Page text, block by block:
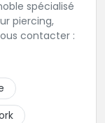
spécialisé
piercing,
contacter :